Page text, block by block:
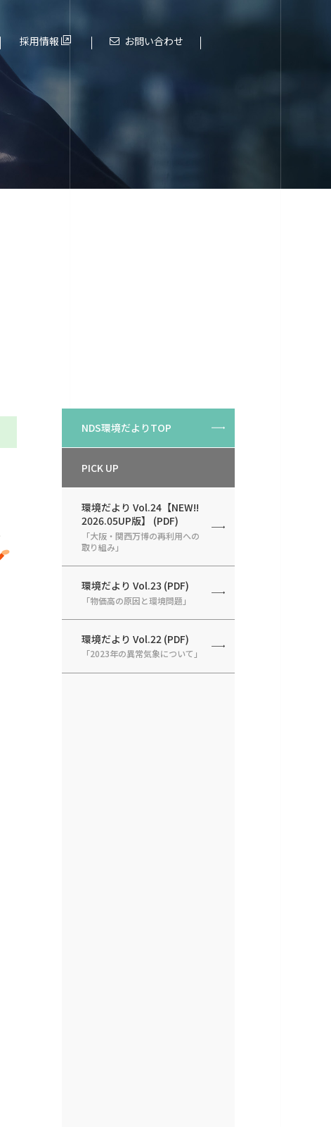
採用情報 お問い合わせ
NDS環境だよりTOP
PICK UP
環境だより Vol.24【NEW!!
2026.05UP版】 (PDF)
「大阪・関西万博の再利用への
取り組み」
環境だより Vol.23 (PDF)
「物価高の原因と環境問題」
環境だより Vol.22 (PDF)
「2023年の異常気象について」